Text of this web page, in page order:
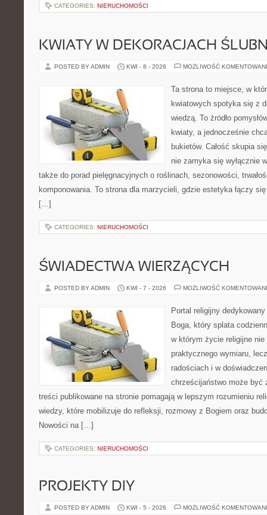
CATEGORIES: NIERUCHOMOŚCI
KWIATY W DEKORACJACH
POSTED BY ADMIN KWI - 8 - 2026 MOŻLIWOŚĆ
Ta strona to miejsce, w
kwiatowych spotyka się z
wiedzą. To źródło
kwiaty, a jednocześnie
bukietów. Całość skupia
nie zamyka się wyłącznie
także do porad pielęgnacyjnych o roślinach, sezonowości,
komponowania. To strona dla marzycieli, gdzie estetyka łączy
[…]
CATEGORIES: NIERUCHOMOŚCI
ŚWIADECTWA WIERZĄCYCH
POSTED BY ADMIN KWI - 7 - 2026 MOŻLIWOŚĆ
Portal religijny
Boga, który splata
w którym życie religijne nie
praktycznego wymiaru,
radościach i w
chrześcijaństwo może być
treści publikowane na stronie pomagają w lepszym rozumieniu
wiedzy, które mobilizuje do refleksji, rozmowy z Bogiem oraz
Nowości na […]
CATEGORIES: NIERUCHOMOŚCI
PROJEKTY DIY
POSTED BY ADMIN KWI - 5 - 2026 MOŻLIWOŚĆ